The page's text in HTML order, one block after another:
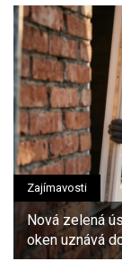
Zajímavosti
Nová zelená
oken uznává